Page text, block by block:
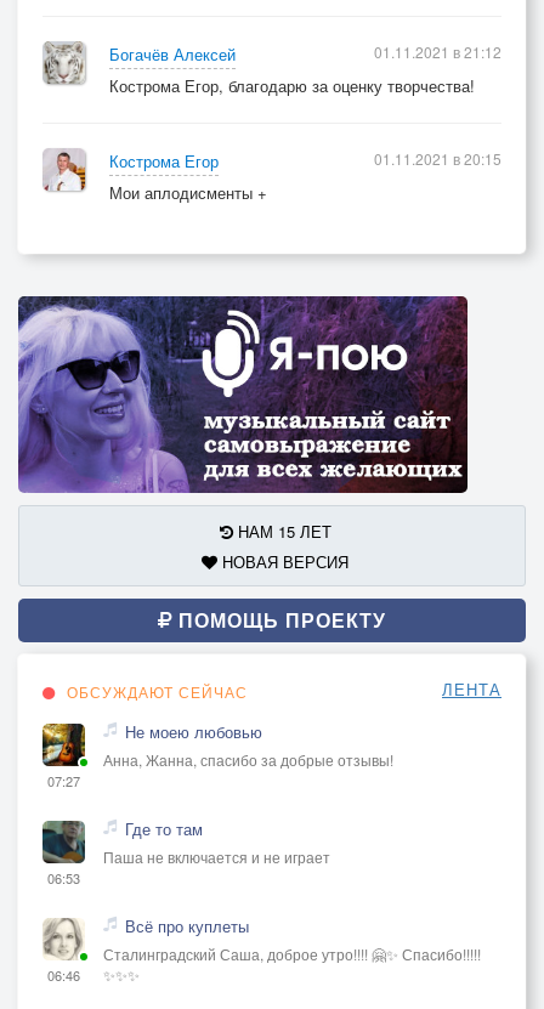
Богачёв Алексей
Кострома Егор, благодарю за оценку творчества!
01.11.2021 в 21:12
Кострома Егор
Мои аплодисменты +
01.11.2021 в 20:15
НАМ 15 ЛЕТ
НОВАЯ ВЕРСИЯ
ПОМОЩЬ ПРОЕКТУ
ОБСУЖДАЮТ СЕЙЧАС ЛЕНТА
07:27
Не моею любовью
Анна, Жанна, спасибо за добрые отзывы!
06:53
Где то там
Паша не включается и не играет
06:46
Всё про куплеты
Сталинградский Саша, доброе утро!!!! 🤗✨ Спасибо!!!!!
✨✨✨